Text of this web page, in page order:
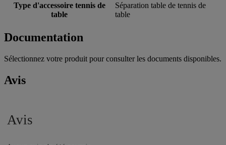
Type d'accessoire tennis de
table
Séparation table de tennis de
table
Documentation
Sélectionnez votre produit pour consulter les documents disponibles.
Avis